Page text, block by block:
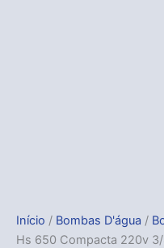
Início / Bombas D'água /
Hs 650 Compacta 220v